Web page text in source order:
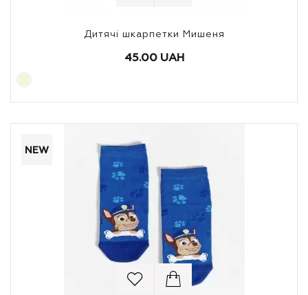
Дитячі шкарпетки Мишеня
45.00 UAH
NEW